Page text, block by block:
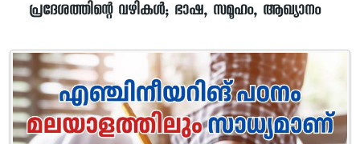
പ്രദേശത്തിന്റെ വഴികൾ; ഭാഷ, സമൂഹം, ആഖ്യാനം